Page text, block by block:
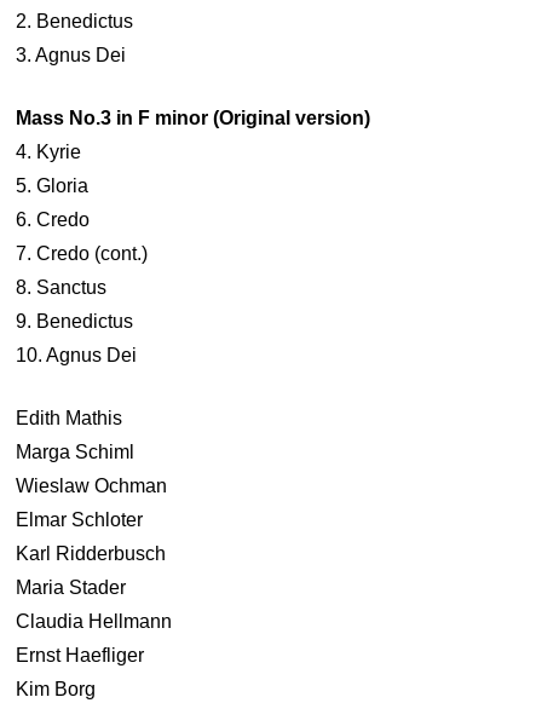
2. Benedictus
3. Agnus Dei
Mass No.3 in F minor (Original version)
4. Kyrie
5. Gloria
6. Credo
7. Credo (cont.)
8. Sanctus
9. Benedictus
10. Agnus Dei
Edith Mathis
Marga Schiml
Wieslaw Ochman
Elmar Schloter
Karl Ridderbusch
Maria Stader
Claudia Hellmann
Ernst Haefliger
Kim Borg